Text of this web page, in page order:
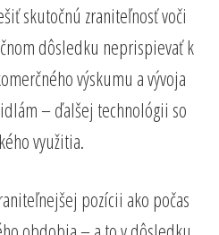
skutočnú zraniteľnosť voči
dôsledku neprispievať k
výskumu a vývoja
– ďalšej technológii so
využitia.
pozícii ako počas